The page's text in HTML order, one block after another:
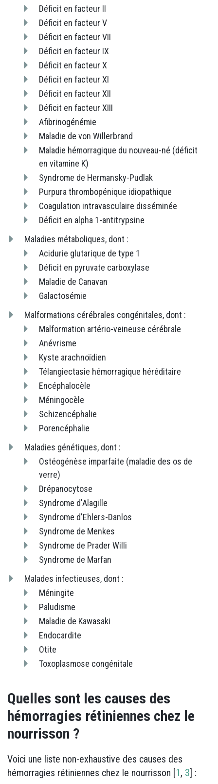
Déficit en facteur II
Déficit en facteur V
Déficit en facteur VII
Déficit en facteur IX
Déficit en facteur X
Déficit en facteur XI
Déficit en facteur XII
Déficit en facteur XIII
Afibrinogénémie
Maladie de von Willerbrand
Maladie hémorragique du nouveau-né (déficit
en vitamine K)
Syndrome de Hermansky-Pudlak
Purpura thrombopénique idiopathique
Coagulation intravasculaire disséminée
Déficit en alpha 1-antitrypsine
Maladies métaboliques, dont :
Acidurie glutarique de type 1
Déficit en pyruvate carboxylase
Maladie de Canavan
Galactosémie
Malformations cérébrales congénitales, dont :
Malformation artério-veineuse cérébrale
Anévrisme
Kyste arachnoïdien
Télangiectasie hémorragique héréditaire
Encéphalocèle
Méningocèle
Schizencéphalie
Porencéphalie
Maladies génétiques, dont :
Ostéogénèse imparfaite (maladie des os de
verre)
Drépanocytose
Syndrome d'Alagille
Syndrome d'Ehlers-Danlos
Syndrome de Menkes
Syndrome de Prader Willi
Syndrome de Marfan
Malades infectieuses, dont :
Méningite
Paludisme
Maladie de Kawasaki
Endocardite
Otite
Toxoplasmose congénitale
Quelles sont les causes des
hémorragies rétiniennes chez le
nourrisson ?
Voici une liste non-exhaustive des causes des
hémorragies rétiniennes chez le nourrisson [1, 3] :